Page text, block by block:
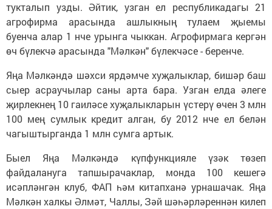
тукталып узды. Әйтик, узган ел республикадагы 21
агрофирма арасында ашлыкның тулаем җыемы
буенча алар 1 нче урынга чыккан. Агрофирмага кергән
өч бүлекчә арасында "Мәлкән" бүлекчәсе - беренче.
Яңа Мәлкәндә шәхси ярдәмче хуҗалыклар, бишәр баш
сыер асраучылар саны арта бара. Узган елда әлеге
җирлекнең 10 гаиләсе хуҗалыкларын үстерү өчен 3 млн
100 мең сумлык кредит алган, бу 2012 нче ел белән
чагыштырганда 1 млн сумга артык.
Быел Яңа Мәлкәндә күпфункцияле үзәк төзеп
файдалануга тапшырачаклар, монда 100 кешегә
исәпләнгән клуб, ФАП һәм китапханә урнашачак. Яңа
Мәлкән халкы Әлмәт, Чаллы, Зәй шәһәрләреннән килеп